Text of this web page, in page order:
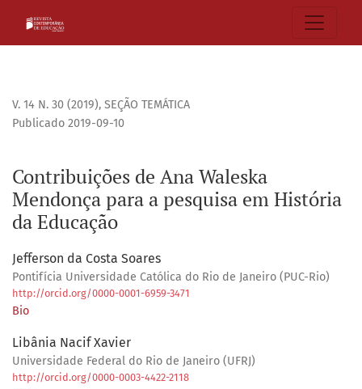
V. 14 N. 30 (2019), SEÇÃO TEMÁTICA
Contribuições de Ana Waleska
Mendonça para a pesquisa em História
da Educação
Publicado 2019-09-10
Jefferson da Costa Soares
Pontifícia Universidade Católica do Rio de Janeiro (PUC-Rio)
http://orcid.org/0000-0001-6959-3471
Bio
Libânia Nacif Xavier
Universidade Federal do Rio de Janeiro (UFRJ)
http://orcid.org/0000-0003-4422-2118